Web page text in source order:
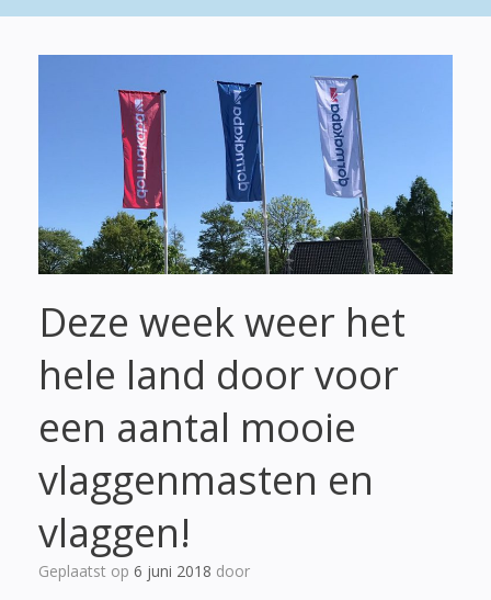
Deze week weer het
hele land door voor
een aantal mooie
vlaggenmasten en
vlaggen!
Geplaatst op 6 juni 2018 door